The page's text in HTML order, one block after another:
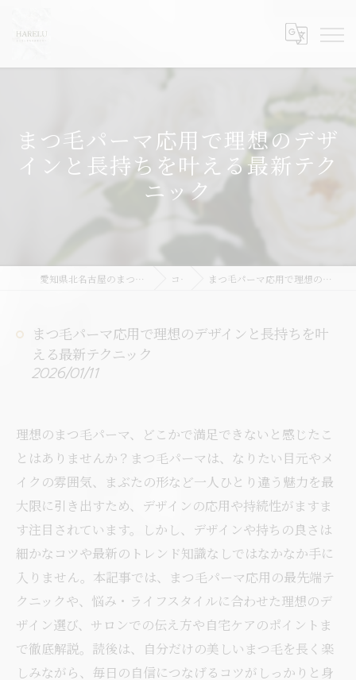
まつ毛パーマ応用で理想のデザ
インと長持ちを叶える最新テク
ニック
愛知県北名古屋のまつ毛パーマならHARELU北名古屋店 コラム まつ毛パーマ応用で理想のデザインと長持ちを叶える最新テクニック
まつ毛パーマ応用で理想のデザインと長持ちを叶
える最新テクニック
2026/01/11
理想のまつ毛パーマ、どこかで満足できないと感じたこ
とはありませんか？まつ毛パーマは、なりたい目元やメ
イクの雰囲気、まぶたの形など一人ひとり違う魅力を最
大限に引き出すため、デザインの応用や持続性がますま
す注目されています。しかし、デザインや持ちの良さは
細かなコツや最新のトレンド知識なしではなかなか手に
入りません。本記事では、まつ毛パーマ応用の最先端テ
クニックや、悩み・ライフスタイルに合わせた理想のデ
ザイン選び、サロンでの伝え方や自宅ケアのポイントま
で徹底解説。読後は、自分だけの美しいまつ毛を長く楽
しみながら、毎日の自信につなげるコツがしっかりと身